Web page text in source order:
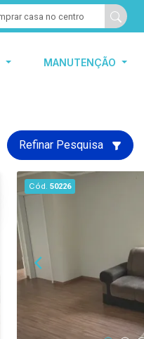
MANUTENÇÃO
Refinar Pesquisa
Cód. 50226